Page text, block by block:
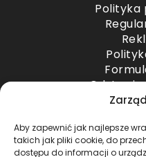
Aby zapewnić jak najlepsze
takich jak pliki cookie, do
dostępu do informacji o
Polityka
Odstąpienie od